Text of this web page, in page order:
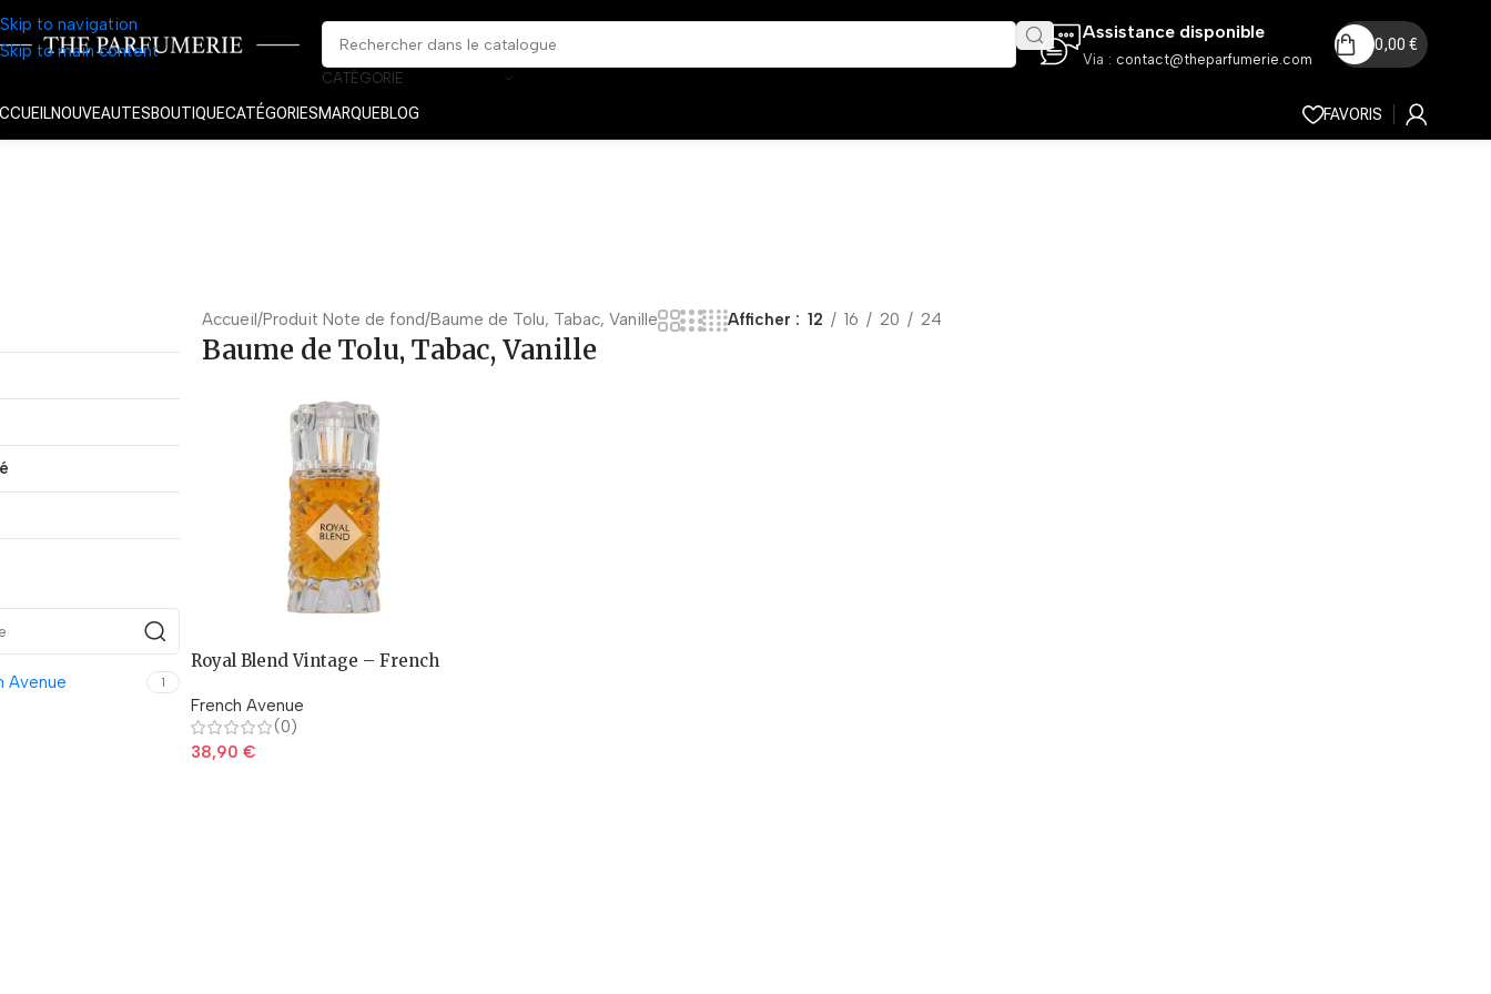
Skip to navigation
Skip to main content
CATÉGORIE
Assistance disponible
Via : contact@theparfumerie.com
0,00 €
NOUVEAUTESBOUTIQUECATÉGORIESMARQUEBLOG FAVORIS
Avenue 1
Accueil Produit Note de fond Baume de Tolu, Tabac, Vanille Afficher 12 16 20 24
Baume de Tolu, Tabac, Vanille
Royal Blend Vintage – French
French Avenue
(0)
38,90 €